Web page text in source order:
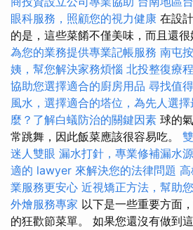
眼科服務，照顧您的視力健康 在設
的是，這些菜餚不僅美味，而且還很
為您的業務提供專業記帳服務 南屯
姨，幫您解決家務煩惱 北投整復療程
協助您選擇適合的廚房用品 尋找值
風水，選擇適合的塔位，為先人選
麼？了解白蟻防治的關鍵因素 球的
常跳舞，因此飯菜應該很容易吃。
迷人雙眼 漏水打針，專業修補漏水
適的 lawyer 來解決您的法律問題
業服務更安心 近視矯正方法，幫助
外燴服務專家 以下是一些重要方面
的狂歡節菜單。 如果您還沒有做到